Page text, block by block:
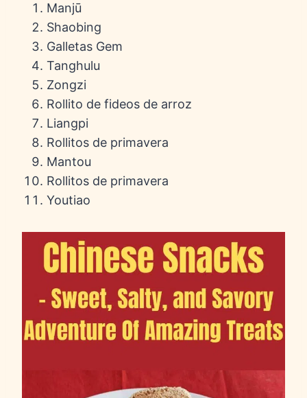
Manjū
Shaobing
Galletas Gem
Tanghulu
Zongzi
Rollito de fideos de arroz
Liangpi
Rollitos de primavera
Mantou
Rollitos de primavera
Youtiao